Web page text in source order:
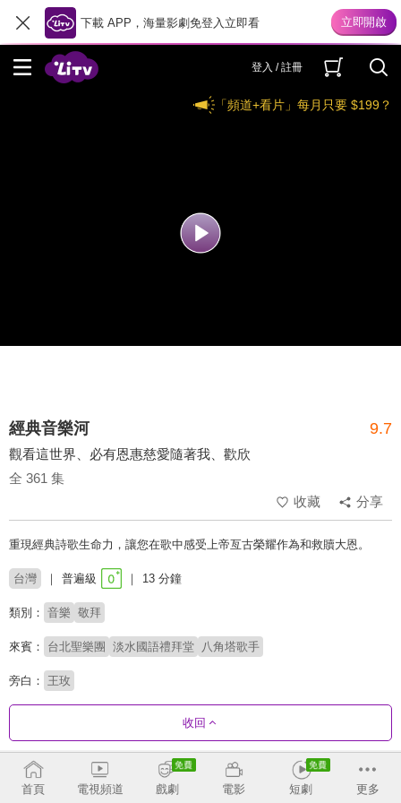
下載 APP，海量影劇免登入立即看
登入 / 註冊
「頻道+看片」每月只要 $199？
經典音樂河 9.7
觀看這世界、必有恩惠慈愛隨著我、歡欣
全 361 集
收藏
分享
重現經典詩歌生命力，讓您在歌中感受上帝亙古榮耀作為和救贖大恩。
台灣 普遍級 13 分鐘
類別： 音樂 敬拜
來賓： 台北聖樂團 淡水國語禮拜堂 八角塔歌手
旁白： 王玫
收回
劇集列表
首頁 電視頻道 戲劇 電影 短劇 更多